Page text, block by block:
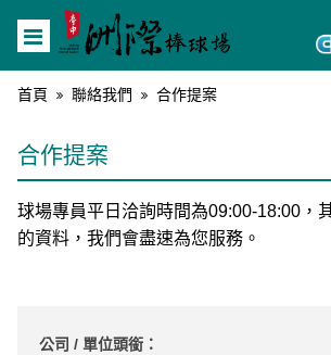
首頁 聯絡我們 合作提案
合作提案
球場專員平日洽詢時間為09:00-18:00，
的資料，我們會盡速為您服務。
公司 / 單位頭銜：